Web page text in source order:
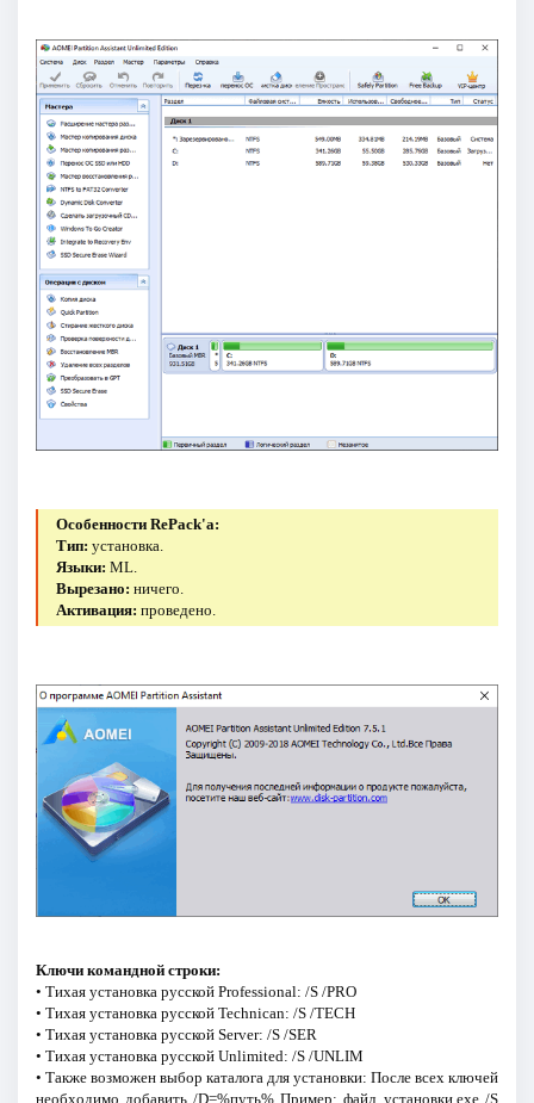
Особенности RePack'a:
Тип: установка.
Языки: ML.
Вырезано: ничего.
Активация: проведено.
Ключи командной строки:
• Тихая установка русской Professional: /S /PRO
• Тихая установка русской Technican: /S /TECH
• Тихая установка русской Server: /S /SER
• Тихая установка русской Unlimited: /S /UNLIM
• Также возможен выбор каталога для установки: После всех ключей
необходимо добавить /D=%путь% Пример: файл_установки.exe /S